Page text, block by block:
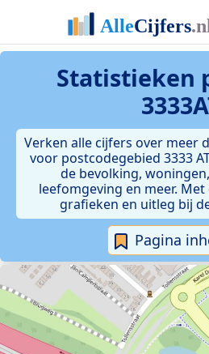
Statistieken
Verken alle cijfers over meer
voor postcodegebied 3333
de bevolking,
leefomgeving en meer.
grafieken en uitleg bij
Pagina